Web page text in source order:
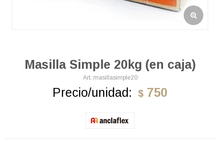
Masilla Simple 20kg (en caja)
masillasimple20
Precio/unidad: $ 750